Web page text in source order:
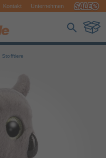
Kontakt Unternehmen
Stofftiere